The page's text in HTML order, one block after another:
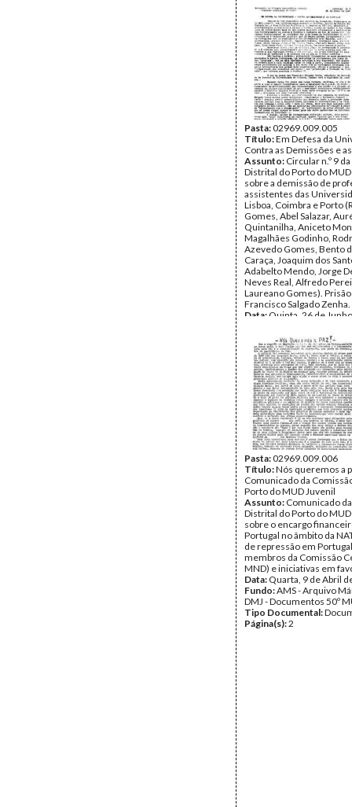
Tipo Documental:
Página(s):1
Pasta:02969.009.005
Título:Em Defesa da
Contra as Demissões e
Assunto: Circular n.º 9
Distrital do Porto do
sobre a demissão de
assistentes das
Lisboa, Coimbra e Porto
Gomes, Abel Salazar,
Quintanilha, Aniceto
Magalhães Godinho,
Azevedo Gomes, Bento
Caraça, Joaquim dos
Adabelto Mendo, Jorge
Neves Real, Alfredo
Laureano Gomes).
Francisco Salgado Zenha.
Data: Quinta, 26 de
DMJ - Documentos 50º
Tipo Documental:
Página(s):1
Pasta:02969.009.006
Título:Nós queremos a
Comunicado da
Porto do MUD Juvenil
Assunto: Comunicado
Distrital do Porto do
sobre o encargo
Portugal no âmbito da
de repressão em
membros da Comissão
MND) e iniciativas em
Data: Quarta, 9 de Abril
Fundo:AMS - Arquivo
DMJ - Documentos 50º
Tipo Documental:
Página(s):2